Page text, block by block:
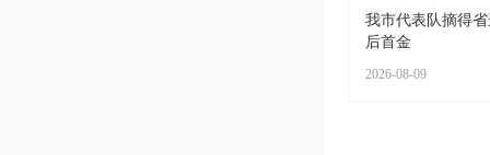
我市代表队摘得
后首金
2026-08-09